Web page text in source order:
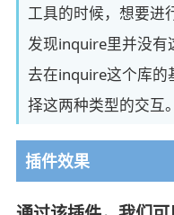
工具的时候，想要进
发现inquire里并没有
去在inquire这个库的
择这两种类型的交互。
插件效果